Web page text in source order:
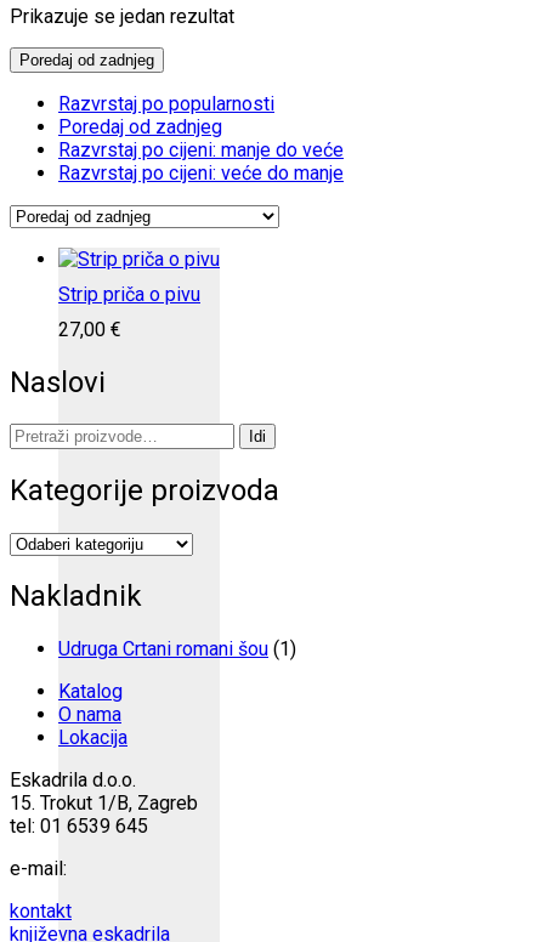
Prikazuje se jedan rezultat
Poredaj od zadnjeg
Razvrstaj po popularnosti
Poredaj od zadnjeg
Razvrstaj po cijeni: manje do veće
Razvrstaj po cijeni: veće do manje
Strip priča o pivu
27,00 €
Naslovi
Pretraži: Idi
Kategorije proizvoda
Nakladnik
Udruga Crtani romani šou (1)
Katalog
O nama
Lokacija
Eskadrila d.o.o.
15. Trokut 1/B, Zagreb
tel: 01 6539 645
e-mail:
kontakt
književna eskadrila